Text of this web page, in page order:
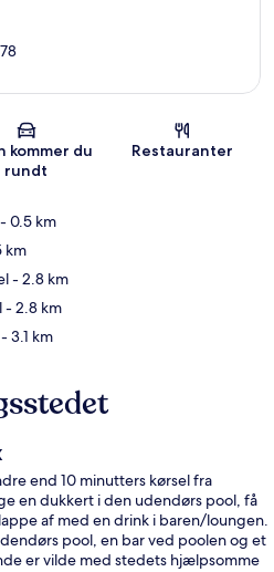
Kort
kommer du
rundt
Restauranter
- 0.5 km
km
- 2.8 km
- 2.8 km
- 3.1 km
end 10 minutters kørsel fra
en dukkert i den udendørs pool, få
af med en drink i baren/loungen.
pool, en bar ved poolen og et
er vilde med stedets hjælpsomme